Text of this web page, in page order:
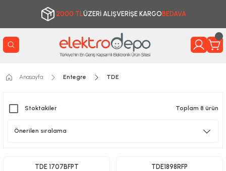
2000 TLÜZERİ ALIŞVERİŞE KARGO BEDAVA
Anasayfa Entegre TDE
Stoktakiler Toplam 8 ürün
TDE 1707BFPT TDE1898RFP